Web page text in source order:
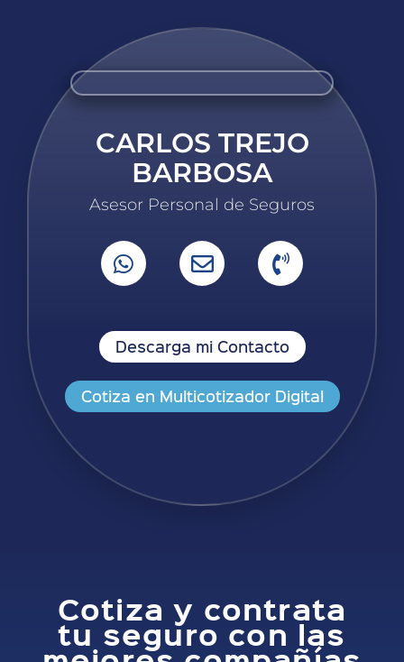
CARLOS TREJO
BARBOSA
Asesor Personal de Seguros
Descarga mi Contacto
Cotiza en Multicotizador Digital
Cotiza y contrata
tu seguro con las